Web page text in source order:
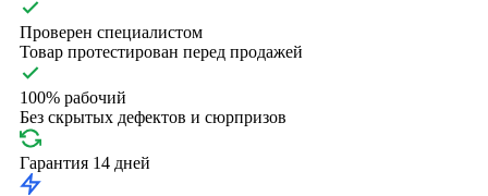
Проверен специалистом
Товар протестирован перед продажей
100% рабочий
Без скрытых дефектов и сюрпризов
Гарантия 14 дней